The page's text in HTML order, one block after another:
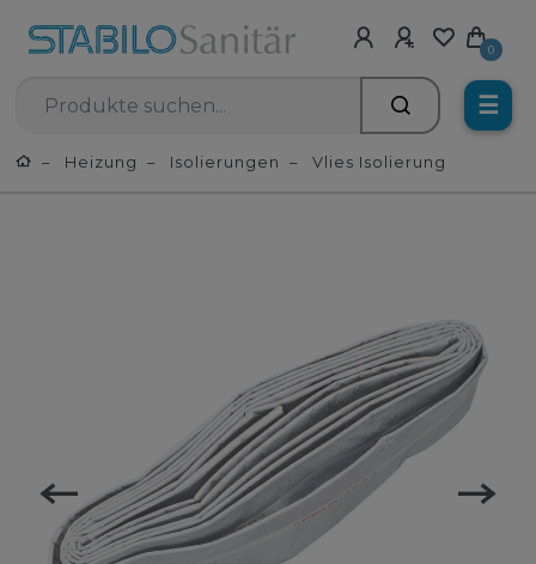
0
☰
Heizung Isolierungen Vlies Isolierung